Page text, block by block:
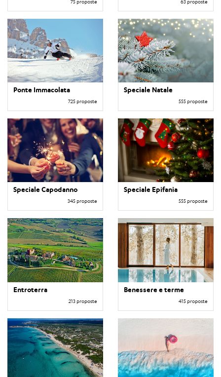
75 proposte 63 proposte
Ponte Immacolata
725 proposte
Speciale Natale
555 proposte
Speciale Capodanno
345 proposte
Speciale Epifania
555 proposte
Entroterra
213 proposte
Benessere e terme
415 proposte